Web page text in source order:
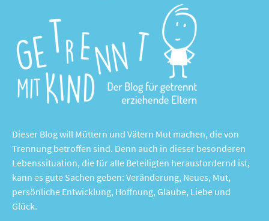
Dieser Blog will Müttern und Vätern Mut machen, die von
Trennung betroffen sind. Denn auch in dieser besonderen
Lebenssituation, die für alle Beteiligten herausfordernd ist,
kann es gute Sachen geben: Veränderung, Neues, Mut,
persönliche Entwicklung, Hoffnung, Glaube, Liebe und
Glück.